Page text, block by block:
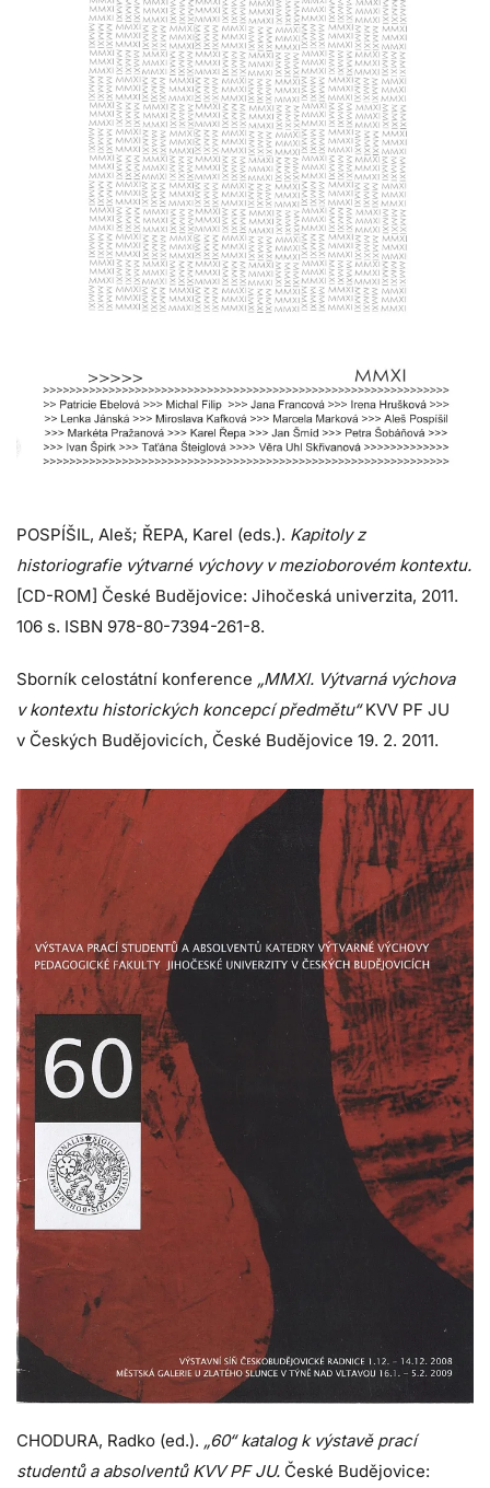
POSPÍŠIL, Aleš; ŘEPA, Karel (eds.). Kapitoly z
historiografie výtvarné výchovy v mezioborovém kontextu.
[CD-ROM] České Budějovice: Jihočeská univerzita, 2011.
106 s. ISBN 978-80-7394-261-8.
Sborník celostátní konference „MMXI. Výtvarná výchova
v kontextu historických koncepcí předmětu“KVV PF JU
v Českých Budějovicích, České Budějovice 19. 2. 2011.
CHODURA, Radko (ed.). „60“ katalog k výstavě prací
studentů a absolventů KVV PF JU. České Budějovice: